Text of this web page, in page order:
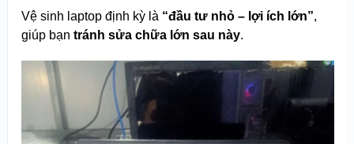
Vệ sinh laptop định kỳ là “đầu tư nhỏ – lợi ích lớn”,
giúp bạn tránh sửa chữa lớn sau này.